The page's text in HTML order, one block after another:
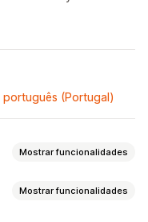
português (Portugal)
Mostrar funcionalidades
Mostrar funcionalidades